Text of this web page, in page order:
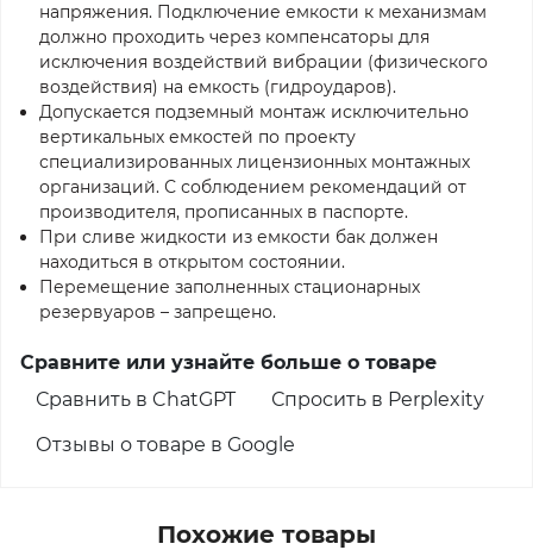
напряжения. Подключение емкости к механизмам
должно проходить через компенсаторы для
исключения воздействий вибрации (физического
воздействия) на емкость (гидроударов).
Допускается подземный монтаж исключительно
вертикальных емкостей по проекту
специализированных лицензионных монтажных
организаций. С соблюдением рекомендаций от
производителя, прописанных в паспорте.
При сливе жидкости из емкости бак должен
находиться в открытом состоянии.
Перемещение заполненных стационарных
резервуаров – запрещено.
Сравните или узнайте больше о товаре
Сравнить в ChatGPT
Спросить в Perplexity
Отзывы о товаре в Google
Похожие товары